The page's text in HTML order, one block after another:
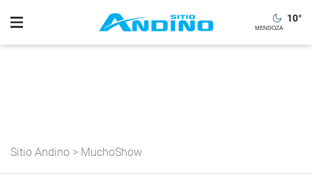
10°
Sitio Andino > MuchoShow